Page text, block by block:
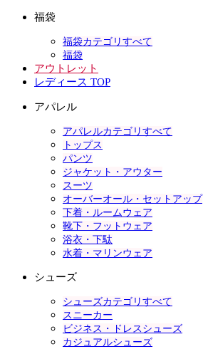
福袋
福袋カテゴリすべて
福袋
アウトレット
レディース TOP
アパレル
アパレルカテゴリすべて
トップス
パンツ
ジャケット・アウター
スーツ
オーバーオール・セットアップ
下着・ルームウェア
靴下・フットウェア
浴衣・下駄
水着・マリンウェア
シューズ
シューズカテゴリすべて
スニーカー
ビジネス・ドレスシューズ
カジュアルシューズ